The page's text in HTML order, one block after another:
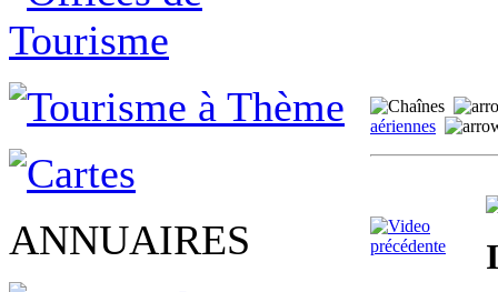
ANNUAIRES
aériennes